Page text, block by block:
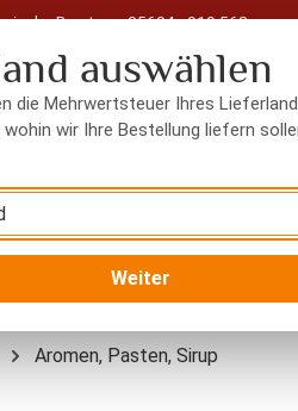
springen
Beratung: 05604 - 919 563
Gewürze
Aromen, Pasten, Sirup
auswählen
die Mehrwertsteuer Ihres
wir Ihre Bestellung liefern
Weiter